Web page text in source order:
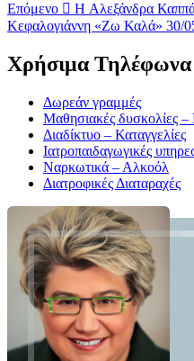
Επόμενο
H Αλεξάνδρα
Κεφαλογιάννη «Ζω Καλά» 30/
Χρήσιμα Τηλέφωνα
Δωρεάν γραμμές
Μαθησιακές δυσκολίες
Διαδίκτυο – Καταγγελίες
Ιατροπαιδαγωγικές
Ναρκωτικά – Αλκοόλ
Διατροφικές Διαταραχές